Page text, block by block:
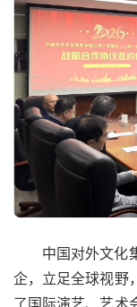
中国对外文化
企，立足全球视野